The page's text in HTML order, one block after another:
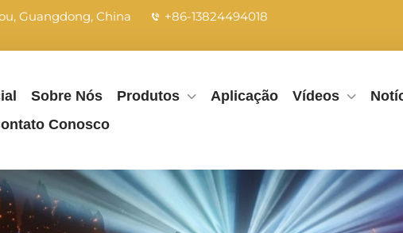
Guangdong, China
+86-13824494018
Sobre Nós Produtos Aplicação Vídeos
Conosco